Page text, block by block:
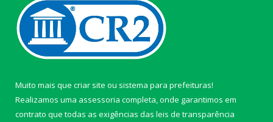
Muito mais que criar site ou sistema para prefeituras!
Realizamos uma assessoria completa, onde garantimos em
contrato que todas as exigências das leis de transparência